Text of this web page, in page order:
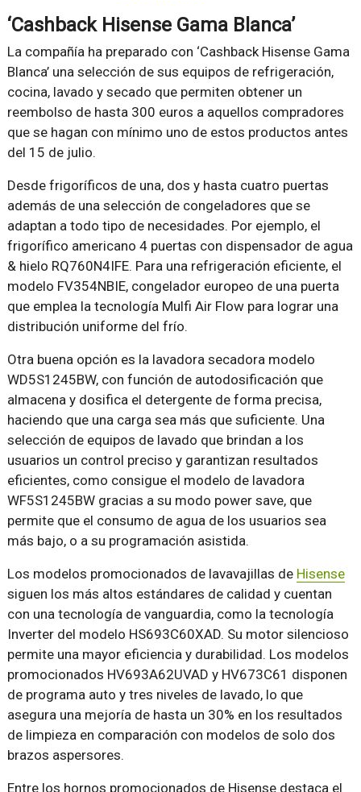
‘Cashback Hisense Gama Blanca’
La compañía ha preparado con ‘Cashback Hisense Gama
Blanca’ una selección de sus equipos de refrigeración,
cocina, lavado y secado que permiten obtener un
reembolso de hasta 300 euros a aquellos compradores
que se hagan con mínimo uno de estos productos antes
del 15 de julio.
Desde frigoríficos de una, dos y hasta cuatro puertas
además de una selección de congeladores que se
adaptan a todo tipo de necesidades. Por ejemplo, el
frigorífico americano 4 puertas con dispensador de agua
& hielo RQ760N4IFE. Para una refrigeración eficiente, el
modelo FV354NBIE, congelador europeo de una puerta
que emplea la tecnología Mulfi Air Flow para lograr una
distribución uniforme del frío.
Otra buena opción es la lavadora secadora modelo
WD5S1245BW, con función de autodosificación que
almacena y dosifica el detergente de forma precisa,
haciendo que una carga sea más que suficiente. Una
selección de equipos de lavado que brindan a los
usuarios un control preciso y garantizan resultados
eficientes, como consigue el modelo de lavadora
WF5S1245BW gracias a su modo power save, que
permite que el consumo de agua de los usuarios sea
más bajo, o a su programación asistida.
Los modelos promocionados de lavavajillas de Hisense
siguen los más altos estándares de calidad y cuentan
con una tecnología de vanguardia, como la tecnología
Inverter del modelo HS693C60XAD. Su motor silencioso
permite una mayor eficiencia y durabilidad. Los modelos
promocionados HV693A62UVAD y HV673C61 disponen
de programa auto y tres niveles de lavado, lo que
asegura una mejoría de hasta un 30% en los resultados
de limpieza en comparación con modelos de solo dos
brazos aspersores.
Entre los hornos promocionados de Hisense destaca el